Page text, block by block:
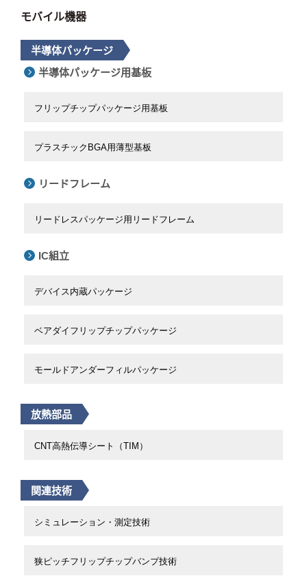
モバイル機器
半導体パッケージ
半導体パッケージ用基板
フリップチップパッケージ用基板
プラスチックBGA用薄型基板
リードフレーム
リードレスパッケージ用リードフレーム
IC組立
デバイス内蔵パッケージ
ベアダイフリップチップパッケージ
モールドアンダーフィルパッケージ
放熱部品
CNT高熱伝導シート（TIM）
関連技術
シミュレーション・測定技術
狭ピッチフリップチップバンプ技術